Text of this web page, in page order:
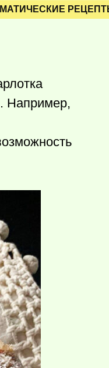
Например,